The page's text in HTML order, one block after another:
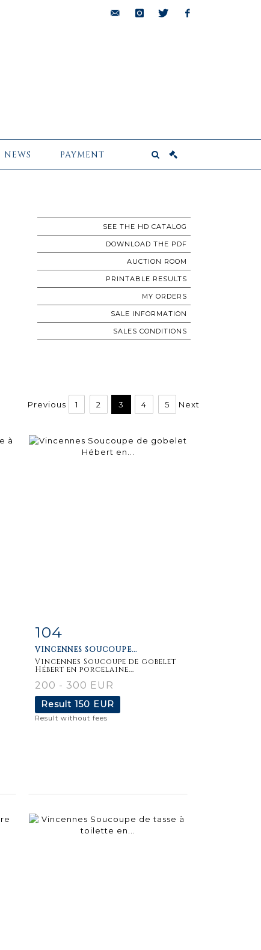
NEWS PAYMENT
SEE THE HD CATALOG
DOWNLOAD THE PDF
AUCTION ROOM
PRINTABLE RESULTS
MY ORDERS
SALE INFORMATION
SALES CONDITIONS
Previous 1 2 3 4 5 Next
Item detail
104
VINCENNES SOUCOUPE...
Vincennes Soucoupe de gobelet
Hébert en porcelaine...
200 - 300 EUR
Result 150 EUR
Result without fees